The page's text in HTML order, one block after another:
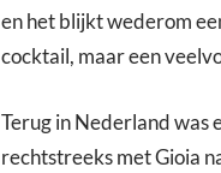
en het blijkt wederom
cocktail, maar een
Terug in Nederland was
rechtstreeks met Gioia